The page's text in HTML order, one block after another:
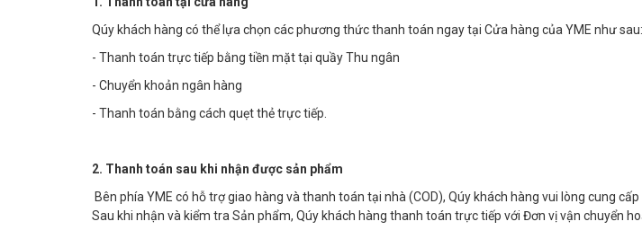
Qúy khách hàng có thể lựa chọn các phương thức thanh toán ngay tại Cửa hàng của YME như sau:
- Thanh toán trực tiếp bằng tiền mặt tại quầy Thu ngân
- Chuyển khoản ngân hàng
- Thanh toán bằng cách quẹt thẻ trực tiếp.
2. Thanh toán sau khi nhận được sản phẩm
Bên phía YME có hỗ trợ giao hàng và thanh toán tại nhà (COD), Qúy khách hàng vui lòng cung
Sau khi nhận và kiểm tra Sản phẩm, Qúy khách hàng thanh toán trực tiếp với Đơn vị vận chuyển